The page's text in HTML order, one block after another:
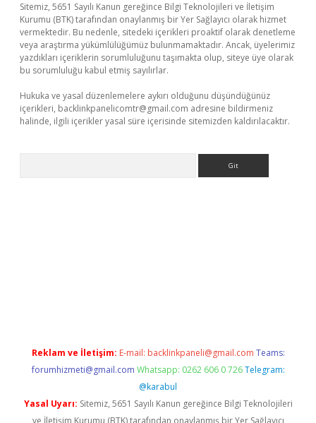
Sitemiz, 5651 Sayılı Kanun gereğince Bilgi Teknolojileri ve İletişim
Kurumu (BTK) tarafından onaylanmış bir Yer Sağlayıcı olarak hizmet
vermektedir. Bu nedenle, sitedeki içerikleri proaktif olarak denetleme
veya araştırma yükümlülüğümüz bulunmamaktadır. Ancak, üyelerimiz
yazdıkları içeriklerin sorumluluğunu taşımakta olup, siteye üye olarak
bu sorumluluğu kabul etmiş sayılırlar.
Hukuka ve yasal düzenlemelere aykırı olduğunu düşündüğünüz
içerikleri, backlinkpanelicomtr@gmail.com adresine bildirmeniz
halinde, ilgili içerikler yasal süre içerisinde sitemizden kaldırılacaktır.
Reklam ve İletişim: E-mail: backlinkpaneli@gmail.com Teams:
forumhizmeti@gmail.com Whatsapp: 0262 606 0 726 Telegram:
@karabul
Yasal Uyarı: Sitemiz, 5651 Sayılı Kanun gereğince Bilgi Teknolojileri
ve İletişim Kurumu (BTK) tarafından onaylanmış bir Yer Sağlayıcı